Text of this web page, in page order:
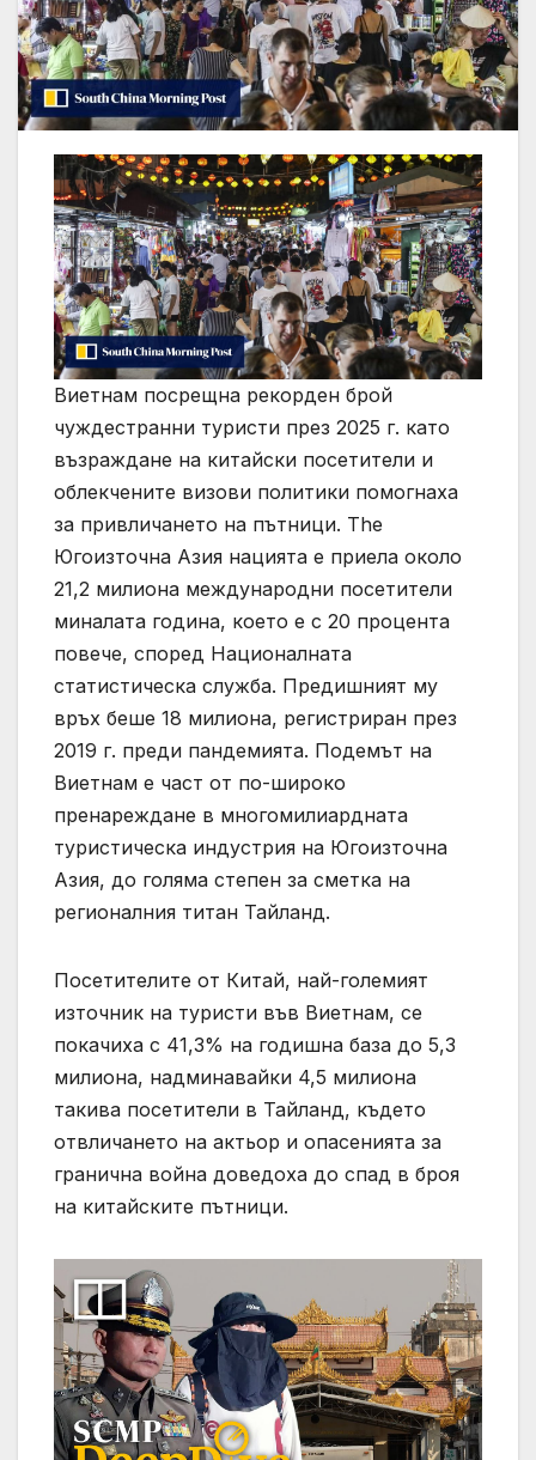
Виетнам посрещна рекорден брой
чуждестранни туристи през 2025 г. като
възраждане на китайски посетители и
облекчените визови политики помогнаха
за привличането на пътници. The
Югоизточна Азия нацията е приела около
21,2 милиона международни посетители
миналата година, което е с 20 процента
повече, според Националната
статистическа служба. Предишният му
връх беше 18 милиона, регистриран през
2019 г. преди пандемията. Подемът на
Виетнам е част от по-широко
пренареждане в многомилиардната
туристическа индустрия на Югоизточна
Азия, до голяма степен за сметка на
регионалния титан Тайланд.
Посетителите от Китай, най-големият
източник на туристи във Виетнам, се
покачиха с 41,3% на годишна база до 5,3
милиона, надминавайки 4,5 милиона
такива посетители в Тайланд, където
отвличането на актьор и опасенията за
гранична война доведоха до спад в броя
на китайските пътници.